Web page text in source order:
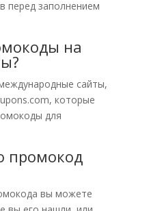
перед заполнением
на
сайты,
которые
для
промокод
вы можете